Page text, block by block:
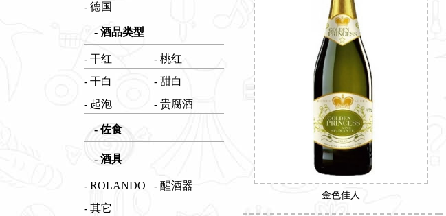
- 德国
- 酒品类型
- 干红
- 桃红
- 干白
- 甜白
- 起泡
- 贵腐酒
- 佐食
- 酒具
- ROLANDO
- 醒酒器
- 其它
金色佳人